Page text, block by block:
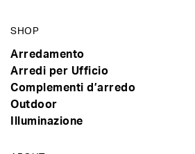
SHOP
Arredamento
Arredi per Ufficio
Complementi d’arredo
Outdoor
Illuminazione